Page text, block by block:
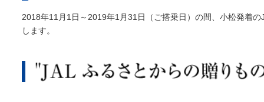
2018年11月1日～2019年1月31日（ご搭乗日）の間、小松発着
します。